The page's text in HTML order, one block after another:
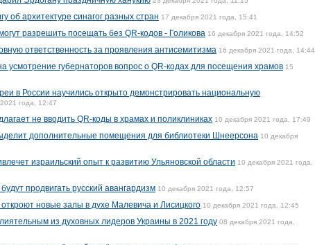
об архитектуре синагог разных стран 17 декабря 2021 года, 15:41
разрешить посещать без QR-кодов - Голикова 16 декабря 2021 года, 14:52
ответственность за проявления антисемитизма 16 декабря 2021 года, 14:44
усмотрение губернаторов вопрос о QR-кодах для посещения храмов 15
в России научились открыто демонстрировать национальную
года, 12:47
не вводить QR-коды в храмах и поликлиниках 10 декабря 2021 года, 17:49
дополнительные помещения для библиотеки Шнеерсона 10 декабря
израильский опыт к развитию Ульяновской области 10 декабря 2021 года,
продвигать русский авангардизм 10 декабря 2021 года, 12:57
новые залы в духе Малевича и Лисицкого 10 декабря 2021 года, 12:45
из духовных лидеров Украины в 2021 году 08 декабря 2021 года,